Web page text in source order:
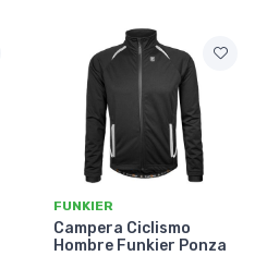
FUNKIER
Campera Ciclismo
Hombre Funkier Ponza